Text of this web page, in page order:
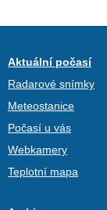
Aktuální počasí
Radarové snímky
Meteostanice
Počasí u vás
Webkamery
Teplotní mapa